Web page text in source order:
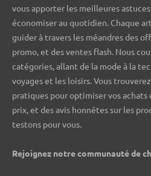
vous apporter les meilleures
économiser au quotidien. Chaque
guider à travers les méandres des
promo, et des ventes flash. Nous
catégories, allant de la mode à la
voyages et les loisirs. Vous
pratiques pour optimiser vos achats
prix, et des avis honnêtes sur les
testons pour vous.
Rejoignez notre communauté de